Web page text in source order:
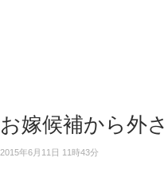
お嫁候補から外
2015年6月11日 11時43分